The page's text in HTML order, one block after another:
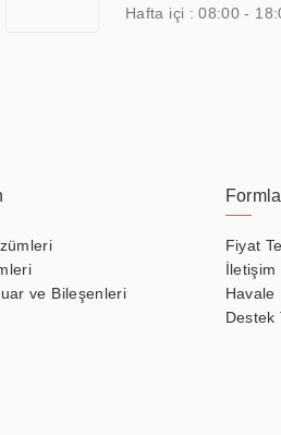
Hafta içi : 08:00 -
ve Bileşenleri
Fiyat
İletişim
Havale
Destek